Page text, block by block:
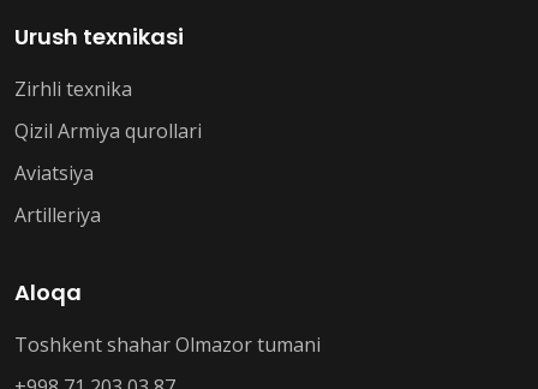
Urush texnikasi
Zirhli texnika
Qizil Armiya qurollari
Aviatsiya
Artilleriya
Aloqa
Toshkent shahar Olmazor tumani